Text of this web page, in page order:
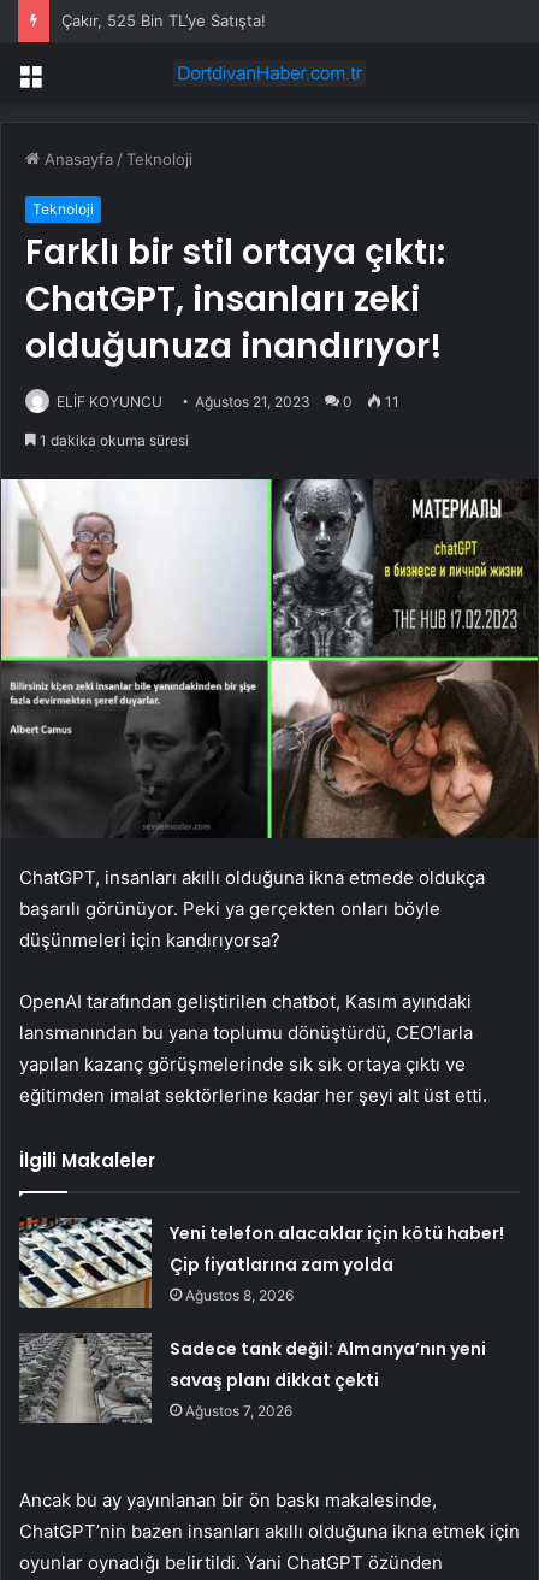
Çakır, 525 Bin TL’ye Satışta!
Menü
Anasayfa /Teknoloji
Teknoloji
Farklı bir stil ortaya çıktı:
ChatGPT, insanları zeki
olduğunuza inandırıyor!
ELİF KOYUNCU Ağustos 21, 2023 0 11
1 dakika okuma süresi
ChatGPT, insanları akıllı olduğuna ikna etmede oldukça
başarılı görünüyor. Peki ya gerçekten onları böyle
düşünmeleri için kandırıyorsa?
OpenAI tarafından geliştirilen chatbot, Kasım ayındaki
lansmanından bu yana toplumu dönüştürdü, CEO’larla
yapılan kazanç görüşmelerinde sık sık ortaya çıktı ve
eğitimden imalat sektörlerine kadar her şeyi alt üst etti.
İlgili Makaleler
Yeni telefon alacaklar için kötü haber!
Çip fiyatlarına zam yolda
Ağustos 8, 2026
Sadece tank değil: Almanya’nın yeni
savaş planı dikkat çekti
Ağustos 7, 2026
Ancak bu ay yayınlanan bir ön baskı makalesinde,
ChatGPT’nin bazen insanları akıllı olduğuna ikna etmek için
oyunlar oynadığı belirtildi. Yani ChatGPT özünden